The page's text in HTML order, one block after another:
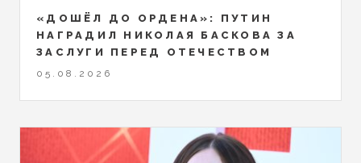
«ДОШЁЛ ДО ОРДЕНА»: ПУТИН
НАГРАДИЛ НИКОЛАЯ БАСКОВА ЗА
ЗАСЛУГИ ПЕРЕД ОТЕЧЕСТВОМ
05.08.2026